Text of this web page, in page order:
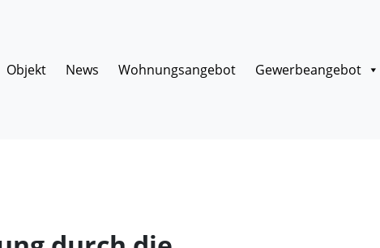
Objekt News Wohnungsangebot Gewerbeangebot